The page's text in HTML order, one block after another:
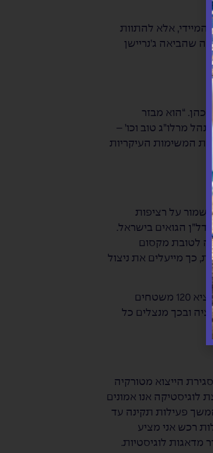
המיידי, אלא להתוות
שהביאה ג’נריישן
כהן. “הוא מבזר
מרלו”ג טוב וכו’ –
המשימות העיקריות
על רציפות
הגואים בישראל.
הבנייה היא לגובה לטובת מקסום
כך מייעלים את ניצול
“סיבה נוספת לכך שאנחנו מאמצים תהליכי אוטומציה בכזו אהבה היא התפוקות. במרלו”ג החדש אנו נצליח להוציא 120 משטחים
ובכך מנצלים כל
הייצוא מטורקיה
לוגיסטיקה אנו אמונים
פעילות תקינה עד
רכש אני מציע
מדאגות לוגיסטיות.